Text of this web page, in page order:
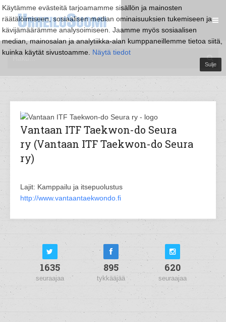
Käytämme evästeitä tarjoamamme sisällön ja mainosten
räätälöimiseen, sosiaalisen median ominaisuuksien tukemiseen ja
kävijämäärämme analysoimiseen. Jaamme myös sosiaalisen
median, mainosalan ja analytiikka-alan kumppaneillemme tietoa siitä,
kuinka käytät sivustoamme. Näytä tiedot
Sulje
Vantaan ITF Taekwon-do Seura
ry (Vantaan ITF Taekwon-do Seura
ry)
Lajit: Kamppailu ja itsepuolustus
http://www.vantaantaekwondo.fi
1635
seuraajaa
895
tykkääjää
620
seuraajaa